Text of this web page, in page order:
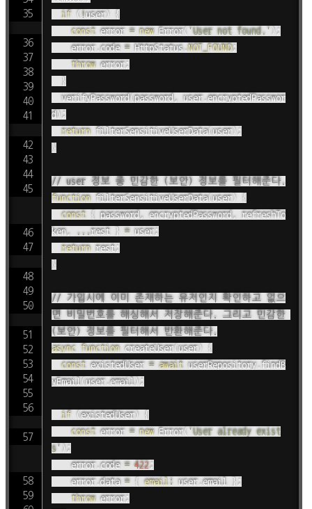
if
( !user)
{
const error = new Error( 'User not found.' ) ;
		error
.code = HttpStatus .NOT_FOUND;
throw error;
}
verifyPassword( password, user.encryptedPasswor
d) ;
return filterSensitiveUserData( user) ;
}
// user 정보 중 민감한 (보안) 정보를 필터해준다.
function filterSensitiveUserData( user)
{
const
{ password, encryptedPassword,
refreshTo
ken, ... rest } = user;
return rest;
}
// 가입시에 이미 존재하는 유저인지 확인하고 없으
면 비밀번호를 해싱해서 저장해준다. 그리고 민감한
(보안) 정보를 필터해서 반환해준다.
async function createUser( user)
{
const existedUser = await userRepository. findB
yEmail ( user.email ) ;
if ( existedUser)
{
const error = new Error( 'User already exist
s' ) ;
		error
.code = 422 ;
		error
.data = { email : user.email } ;
throw error;